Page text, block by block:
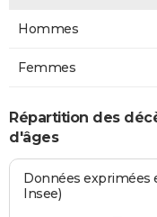
Hommes
Femmes
Répartition des
d'âges
Données exprimées
Insee)